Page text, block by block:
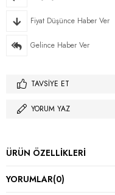
Fiyat Düşünce Haber Ver
Gelince Haber Ver
TAVSIYE ET
YORUM YAZ
ÜRÜN ÖZELLIKLERI
YORUMLAR(0)